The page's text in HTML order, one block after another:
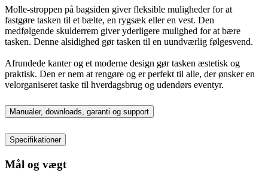
Molle-stroppen på bagsiden giver fleksible muligheder for at
fastgøre tasken til et bælte, en rygsæk eller en vest. Den
medfølgende skulderrem giver yderligere mulighed for at bære
tasken. Denne alsidighed gør tasken til en uundværlig følgesvend.
Afrundede kanter og et moderne design gør tasken æstetisk og
praktisk. Den er nem at rengøre og er perfekt til alle, der ønsker en
velorganiseret taske til hverdagsbrug og udendørs eventyr.
Manualer, downloads, garanti og support
Specifikationer
Mål og vægt